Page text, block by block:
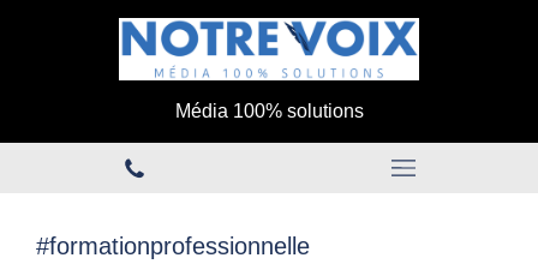
Média 100% solutions
#formationprofessionnelle